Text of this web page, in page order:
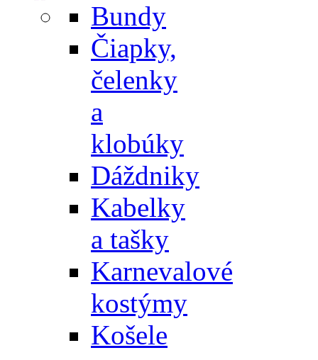
Bundy
Čiapky,
čelenky
a
klobúky
Dáždniky
Kabelky
a tašky
Karnevalové
kostýmy
Košele